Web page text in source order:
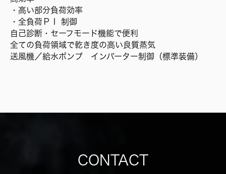
・高い部分負荷効率
・全負荷ＰＩ 制御
自己診断・セーフモード機能で便利
全ての負荷領域で乾き度の高い良質蒸気
送風機／給水ポンプ インバーター制御（標準装備）
CONTACT